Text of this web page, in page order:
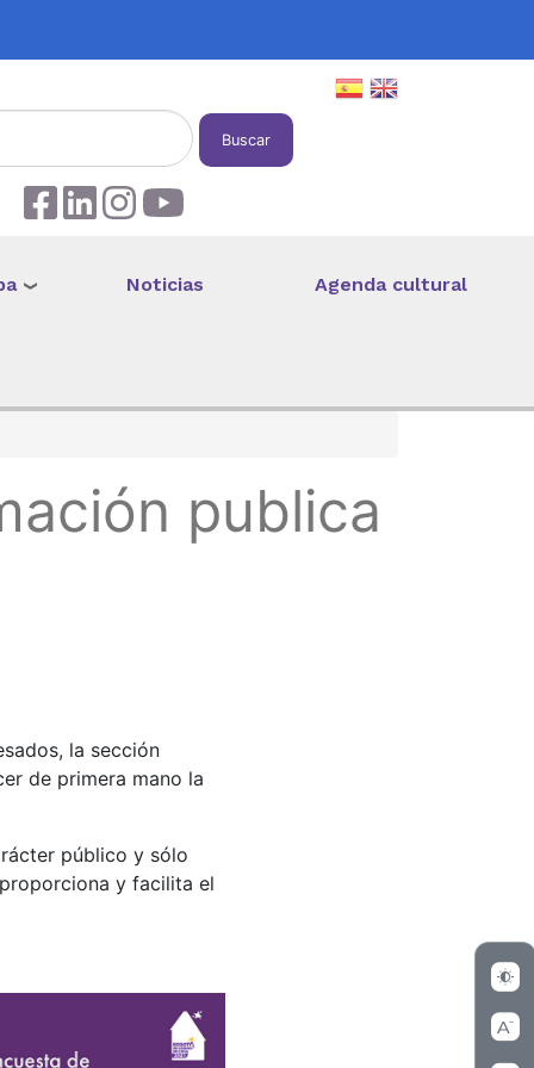
Buscar
Noticias Agenda cultural
publica
la sección
de primera mano la
público y sólo
y facilita el